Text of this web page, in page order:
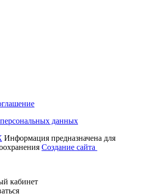
данных
Информация предназначена для
Создание сайта
кабинет